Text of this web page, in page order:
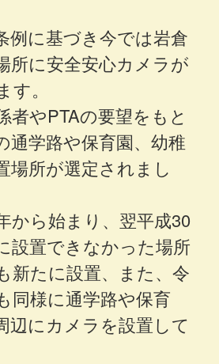
例に基づき今では岩倉
所に安全安心カメラが
。
者やPTAの要望をもと
通学路や保育園、幼稚
場所が選定されまし
から始まり、翌平成30
設置できなかった場所
新たに設置、また、令
同様に通学路や保育
辺にカメラを設置して